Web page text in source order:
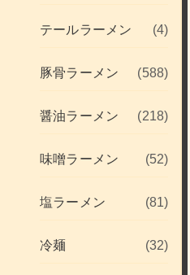
テールラーメン (4)
豚骨ラーメン (588)
醤油ラーメン (218)
味噌ラーメン (52)
塩ラーメン (81)
冷麺 (32)